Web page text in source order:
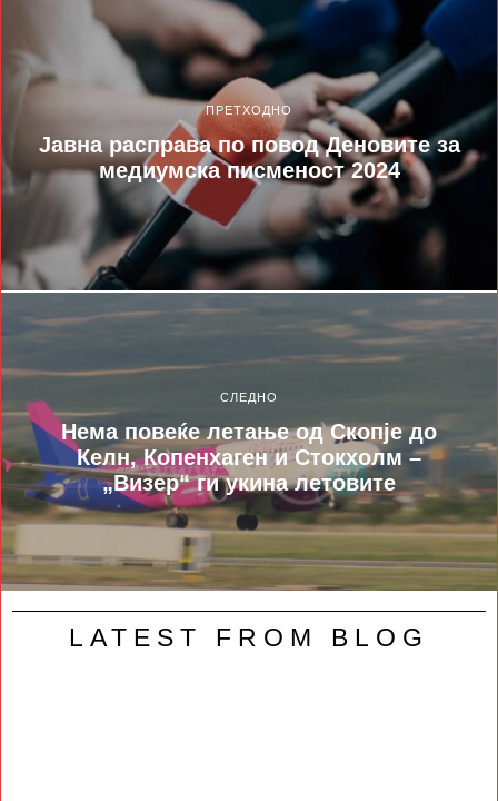
ПРЕТХОДНО
Јавна расправа по повод Деновите за
медиумска писменост 2024
СЛЕДНО
Нема повеќе летање од Скопје до
Келн, Копенхаген и Стокхолм –
„Визер“ ги укина летовите
LATEST FROM BLOG